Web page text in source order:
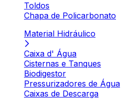
Toldos
Chapa de Policarbonato
Material Hidráulico
Caixa d' Água
Cisternas e Tanques
Biodigestor
Pressurizadores de Água
Caixas de Descarga